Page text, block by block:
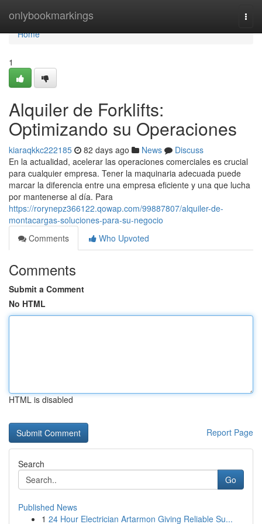
onlybookmarkings
Home
Home
1
Alquiler de Forklifts:
Optimizando su Operaciones
kiaraqkkc222185 82 days ago News
Discuss
En la actualidad, acelerar las operaciones comerciales es crucial
para cualquier empresa. Tener la maquinaria adecuada puede
marcar la diferencia entre una empresa eficiente y una que lucha
por mantenerse al día. Para
https://rorynepz366122.qowap.com/99887807/alquiler-de-
montacargas-soluciones-para-su-negocio
Comments
Who Upvoted
Comments
Submit a Comment
No HTML
HTML is disabled
Report Page
Search
Go
Published News
1 24 Hour Electrician Artarmon Giving Reliable Su...